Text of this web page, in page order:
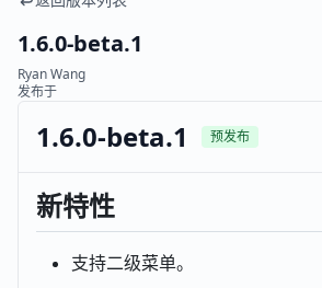
1.6.0-beta.1
Ryan Wang
发布于
1.6.0-beta.1 预发布
新特性
支持二级菜单。